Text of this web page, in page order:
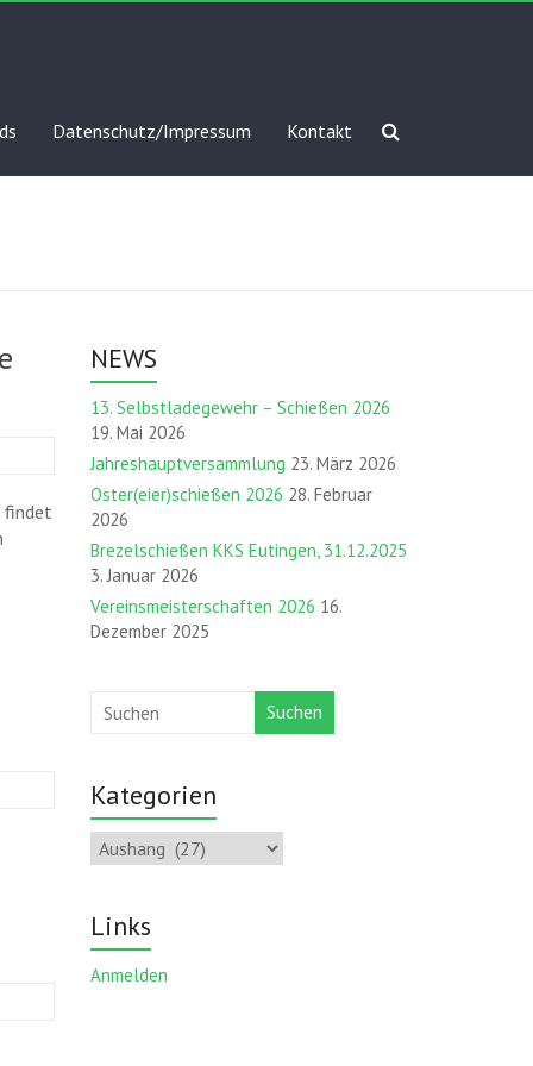
Datenschutz/Impressum Kontakt
findet
NEWS
13. Selbstladegewehr – Schießen 2026
19. Mai 2026
Jahreshauptversammlung 23. März 2026
Oster(eier)schießen 2026 28. Februar
2026
Brezelschießen KKS Eutingen, 31.12.2025
3. Januar 2026
Vereinsmeisterschaften 2026 16.
Dezember 2025
Suchen
Kategorien
Kategorien
Links
Anmelden